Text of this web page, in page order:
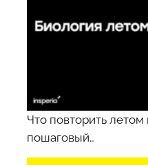
Что повторить
пошаговый…